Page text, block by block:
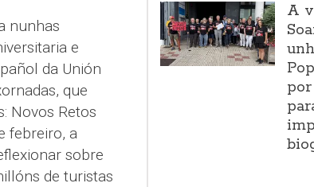
nunhas
e
da Unión
que
Novos Retos
febreiro, a
sobre
de turistas
A
por